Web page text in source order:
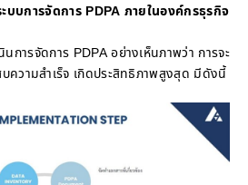
บการจัดการ PDPA ภายในองค์กรธุรกิจ
การจัดการ PDPA อย่างเห็นภาพว่า การจะ
ความสำเร็จ เกิดประสิทธิภาพสูงสุด มีดังนี้